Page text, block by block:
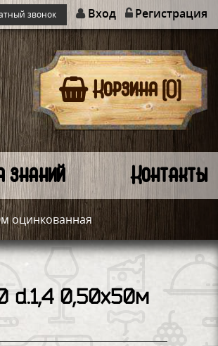
звонок Вход Регистрация
Корзина (0)
знаний Контакты
оцинкованная
d.1,4 0,50х50м